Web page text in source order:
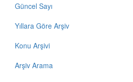
Güncel Sayı
Yıllara Göre Arşiv
Konu Arşivi
Arşiv Arama